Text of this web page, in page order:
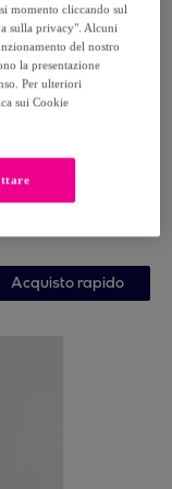
Acquisto rapido
momento cliccando sul
sulla privacy". Alcuni
del nostro
la presentazione
Per ulteriori
sui Cookie